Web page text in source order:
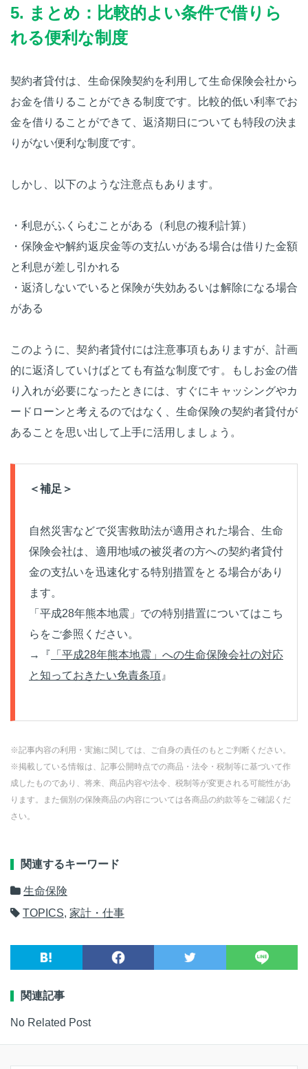
5. まとめ：比較的よい条件で借りら
れる便利な制度
契約者貸付は、生命保険契約を利用して生命保険会社から
お金を借りることができる制度です。比較的低い利率でお
金を借りることができて、返済期日についても特段の決ま
りがない便利な制度です。
しかし、以下のような注意点もあります。
・利息がふくらむことがある（利息の複利計算）
・保険金や解約返戻金等の支払いがある場合は借りた金額
と利息が差し引かれる
・返済しないでいると保険が失効あるいは解除になる場合
がある
このように、契約者貸付には注意事項もありますが、計画
的に返済していけばとても有益な制度です。もしお金の借
り入れが必要になったときには、すぐにキャッシングやカ
ードローンと考えるのではなく、生命保険の契約者貸付が
あることを思い出して上手に活用しましょう。
＜補足＞
自然災害などで災害救助法が適用された場合、生命
保険会社は、適用地域の被災者の方への契約者貸付
金の支払いを迅速化する特別措置をとる場合があり
ます。
「平成28年熊本地震」での特別措置についてはこち
らをご参照ください。
→『 「平成28年熊本地震」への生命保険会社の対応
と知っておきたい免責条項 』
※記事内容の利用・実施に関しては、ご自身の責任のもとご判断ください。
※掲載している情報は、記事公開時点での商品・法令・税制等に基づいて作
成したものであり、将来、商品内容や法令、税制等が変更される可能性があ
ります。また個別の保険商品の内容については各商品の約款等をご確認くだ
さい。
関連するキーワード
生命保険
TOPICS, 家計・仕事
関連記事
No Related Post